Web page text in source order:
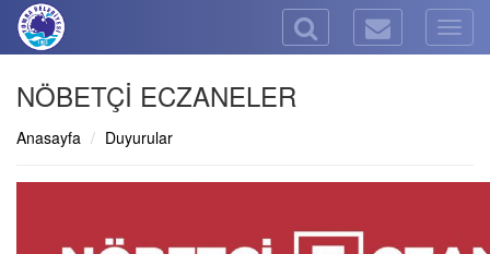
NÖBETÇİ ECZANELER
Anasayfa Duyurular